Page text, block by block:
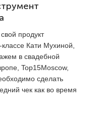
продукт
Кати Мухиной,
в свадебной
Top15Moscow,
сделать
чек как во время